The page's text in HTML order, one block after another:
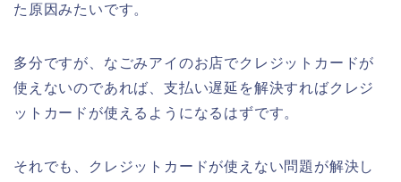
た原因みたいです。
多分ですが、なごみアイのお店でクレジットカードが
使えないのであれば、支払い遅延を解決すればクレジ
ットカードが使えるようになるはずです。
それでも、クレジットカードが使えない問題が解決し